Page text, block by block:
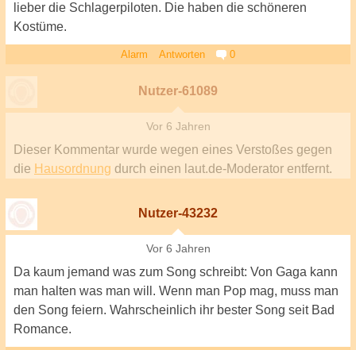
lieber die Schlagerpiloten. Die haben die schöneren
Kostüme.
Alarm Antworten 0
Nutzer-61089
Vor 6 Jahren
Dieser Kommentar wurde wegen eines Verstoßes gegen
die Hausordnung durch einen laut.de-Moderator entfernt.
Nutzer-43232
Vor 6 Jahren
Da kaum jemand was zum Song schreibt: Von Gaga kann
man halten was man will. Wenn man Pop mag, muss man
den Song feiern. Wahrscheinlich ihr bester Song seit Bad
Romance.